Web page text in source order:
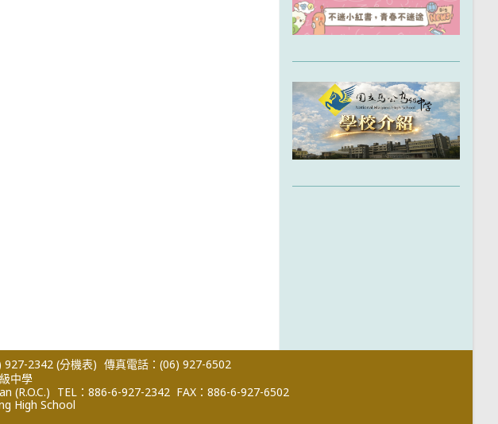
927-2342 (分機表) 傳真電話：(06) 927-6502
中學
(R.O.C.) TEL：886-6-927-2342 FAX：886-6-927-6502
High School